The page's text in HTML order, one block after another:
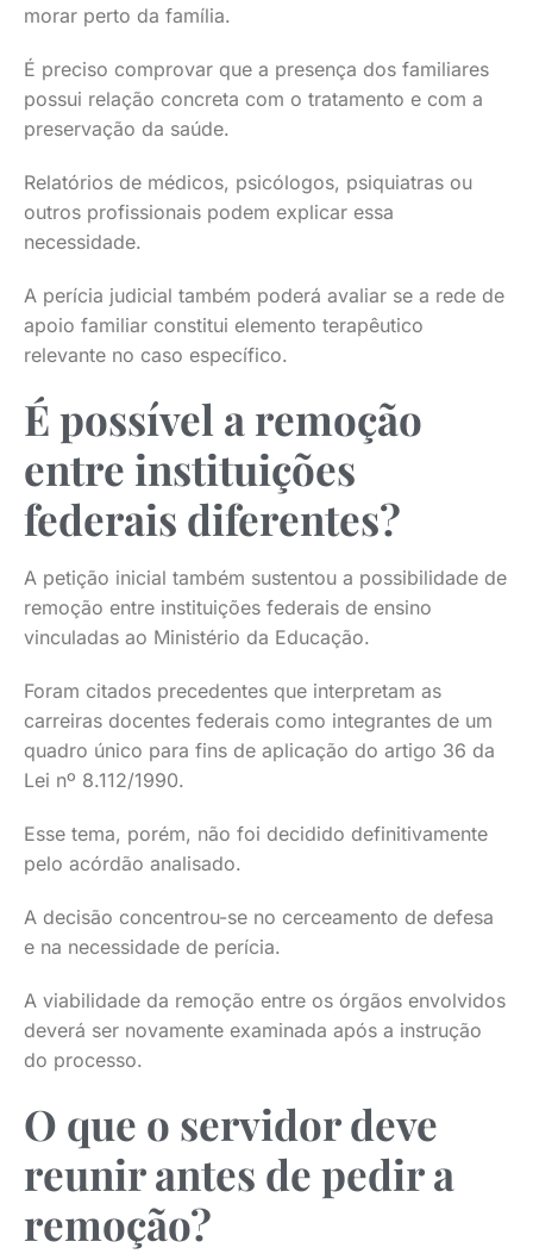
morar perto da família.
É preciso comprovar que a presença dos familiares
possui relação concreta com o tratamento e com a
preservação da saúde.
Relatórios de médicos, psicólogos, psiquiatras ou
outros profissionais podem explicar essa
necessidade.
A perícia judicial também poderá avaliar se a rede de
apoio familiar constitui elemento terapêutico
relevante no caso específico.
É possível a remoção
entre instituições
federais diferentes?
A petição inicial também sustentou a possibilidade de
remoção entre instituições federais de ensino
vinculadas ao Ministério da Educação.
Foram citados precedentes que interpretam as
carreiras docentes federais como integrantes de um
quadro único para fins de aplicação do artigo 36 da
Lei nº 8.112/1990.
Esse tema, porém, não foi decidido definitivamente
pelo acórdão analisado.
A decisão concentrou-se no cerceamento de defesa
e na necessidade de perícia.
A viabilidade da remoção entre os órgãos envolvidos
deverá ser novamente examinada após a instrução
do processo.
O que o servidor deve
reunir antes de pedir a
remoção?